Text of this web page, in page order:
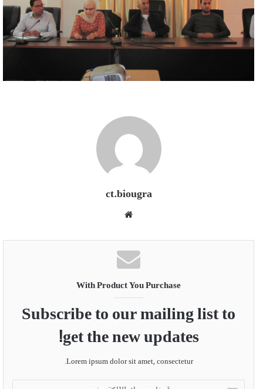
ct.biougra
With Product You Purchase
Subscribe to our mailing list to
get the new updates!
Lorem ipsum dolor sit amet, consectetur.